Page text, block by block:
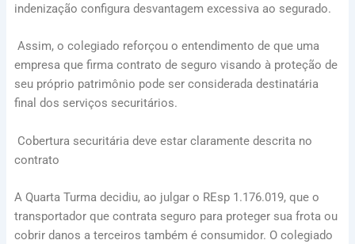
indenização configura desvantagem excessiva ao segurado.
Assim, o colegiado reforçou o entendimento de que uma
empresa que firma contrato de seguro visando à proteção de
seu próprio patrimônio pode ser considerada destinatária
final dos serviços securitários.
Cobertura securitária deve estar claramente descrita no
contrato
A Quarta Turma decidiu, ao julgar o REsp 1.176.019, que o
transportador que contrata seguro para proteger sua frota ou
cobrir danos a terceiros também é consumidor. O colegiado